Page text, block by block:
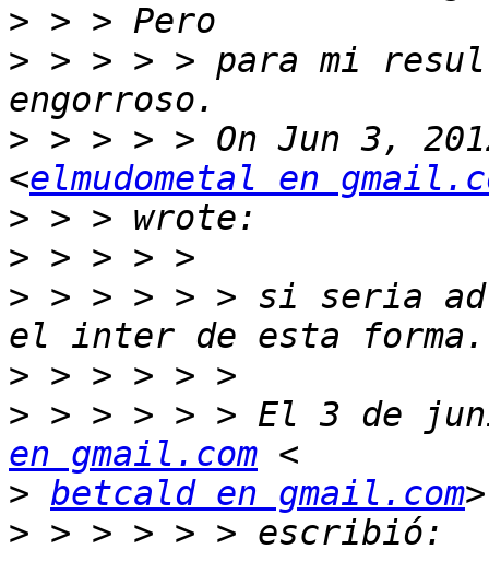
>
> > > > > para mi
> > > > > On Jun 3,
<elmudometal en
>
>
> > > > > > si seria
>
> > > > > > El 3 de
en gmail.com
> betcald en gmail.com
>